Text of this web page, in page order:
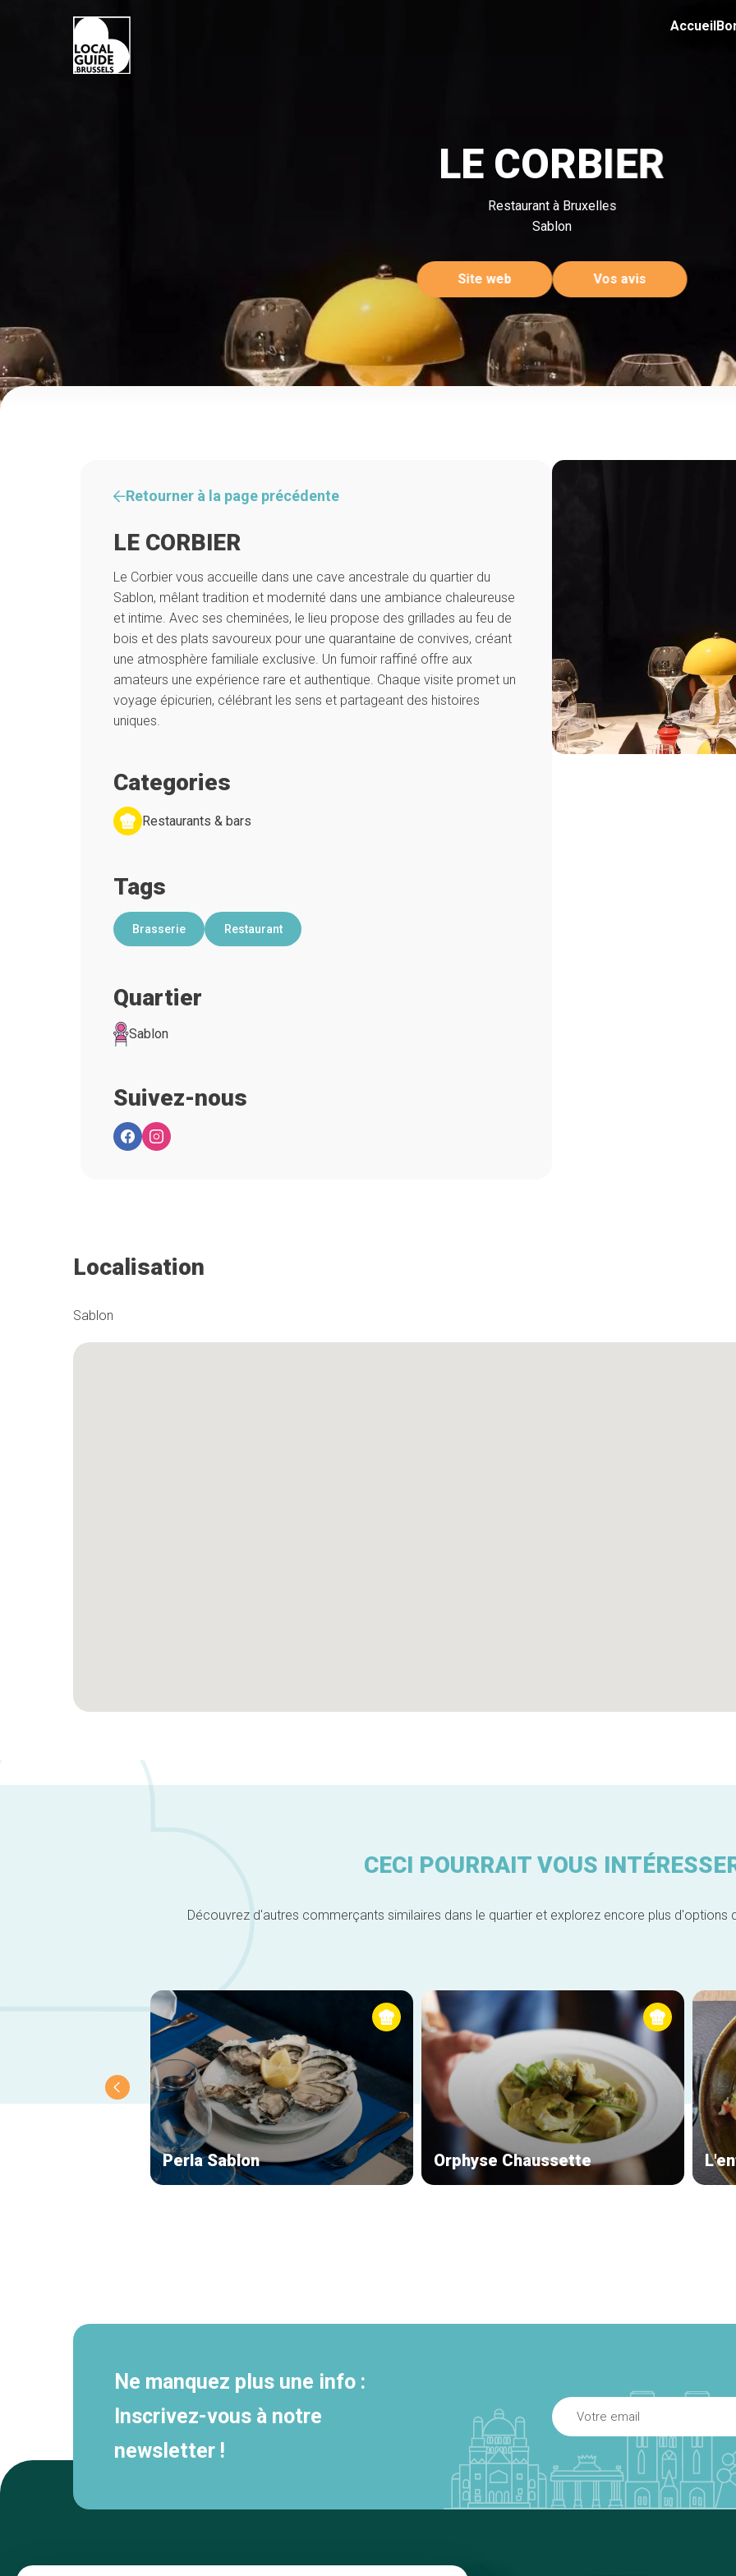
Accueil
LE CORBIER
Restaurant à Bruxelles
Sablon
Site web Vos avis
Retourner à la page précédente
LE CORBIER
Le Corbier vous accueille dans une cave ancestrale du quartier du
Sablon, mêlant tradition et modernité dans une ambiance chaleureuse
et intime. Avec ses cheminées, le lieu propose des grillades au feu de
bois et des plats savoureux pour une quarantaine de convives, créant
une atmosphère familiale exclusive. Un fumoir raffiné offre aux
amateurs une expérience rare et authentique. Chaque visite promet un
voyage épicurien, célébrant les sens et partageant des histoires
uniques.
Categories
Restaurants & bars
Tags
Brasserie Restaurant
Quartier
Sablon
Suivez-nous
Localisation
Sablon
CECI POURRAIT VOUS
Découvrez d'autres commerçants similaires dans le quartier et explorez encore plus d'options
Perla Sablon Orphyse Chaussette
Ne manquez plus une info :
Inscrivez-vous à notre
newsletter !